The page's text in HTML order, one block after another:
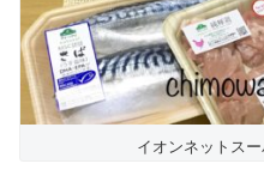
イオンネットス